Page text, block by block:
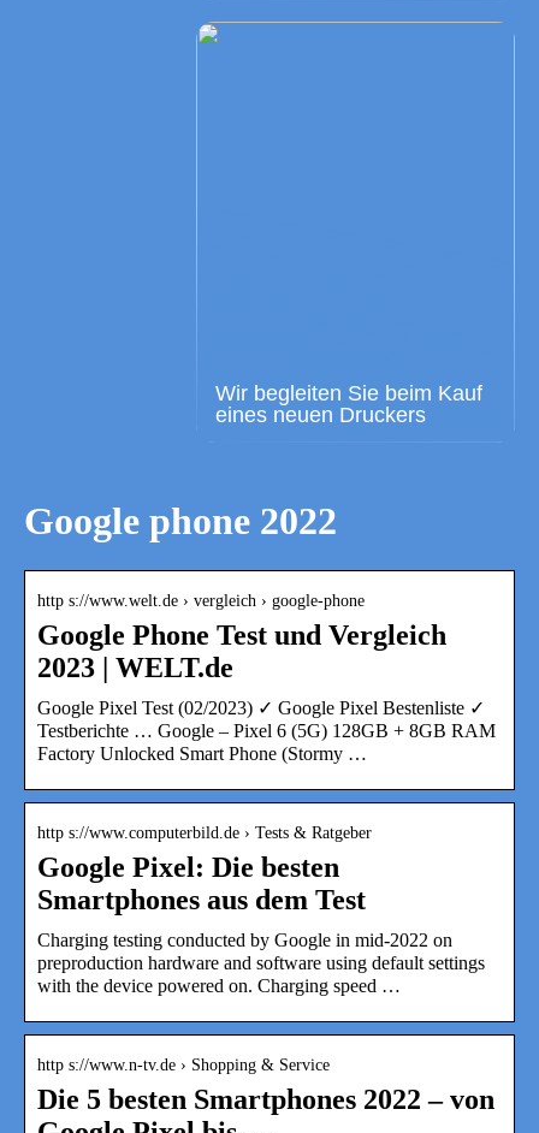
Wir begleiten Sie beim Kauf
eines neuen Druckers
Google phone 2022
http s://www.welt.de › vergleich › google-phone
Google Phone Test und Vergleich
2023 | WELT.de
Google Pixel Test (02/2023) ✓ Google Pixel Bestenliste ✓
Testberichte … Google – Pixel 6 (5G) 128GB + 8GB RAM
Factory Unlocked Smart Phone (Stormy …
http s://www.computerbild.de › Tests & Ratgeber
Google Pixel: Die besten
Smartphones aus dem Test
Charging testing conducted by Google in mid-2022 on
preproduction hardware and software using default settings
with the device powered on. Charging speed …
http s://www.n-tv.de › Shopping & Service
Die 5 besten Smartphones 2022 – von